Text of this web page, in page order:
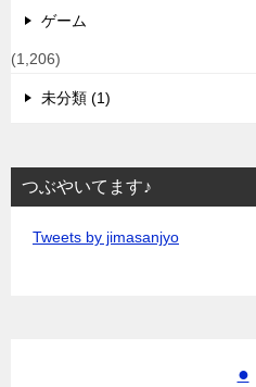
ゲーム
(1,206)
未分類 (1)
つぶやいてます♪
Tweets by jimasanjyo
●